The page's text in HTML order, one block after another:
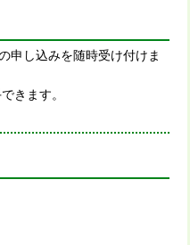
申し込みを随時受け付けま
きます。